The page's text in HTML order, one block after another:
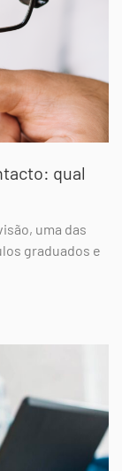
qual
uma das
graduados e